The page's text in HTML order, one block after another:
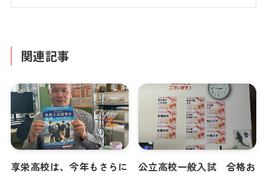
関連記事
享栄高校は、今年もさらに
公立高校一般入試 合格お